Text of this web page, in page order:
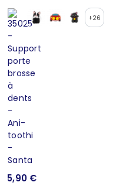
+26
5,90 €